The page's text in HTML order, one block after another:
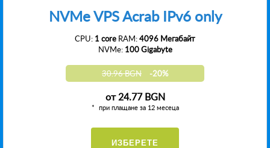
NVMe VPS Acrab IPv6 only
CPU: 1 core RAM:4096 Мегабайт
NVMe: 100 Gigabyte
30.96 BGN -20%
от24.77 BGN
при плащане за 12 месеца
ИЗБЕРЕТЕ